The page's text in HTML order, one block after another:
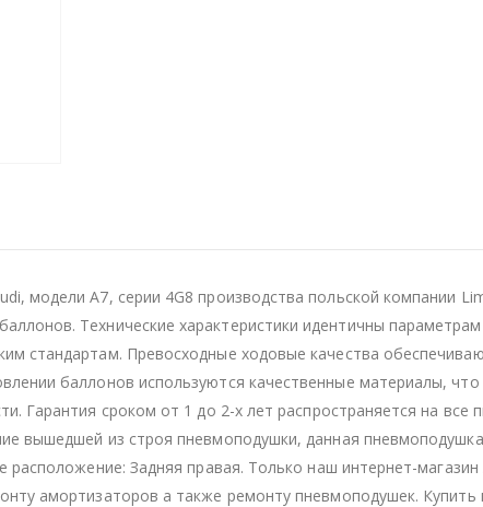
модели A7, серии 4G8 производства польской компании
Технические характеристики идентичны
стандартам. Превосходные ходовые качества
баллонов используются качественные материалы,
Гарантия сроком от 1 до 2-х лет распространяется на все
вышедшей из строя пневмоподушки, данная
Задняя правая. Только наш интернет-магазин
амортизаторов а также ремонту пневмоподушек.